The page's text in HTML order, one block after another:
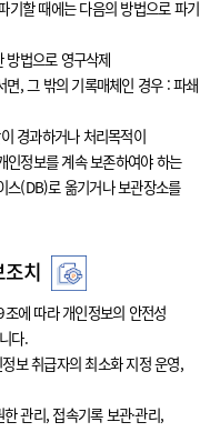
기할 때에는 다음의 방법으로 파기
법으로 영구삭제
, 그 밖의 기록매체인 경우 : 파쇄
경과하거나 처리목적이
인정보를 계속 보존하여야 하는
스(DB)로 옮기거나 보관장소를
치
에 따라 개인정보의 안전성
다.
보 취급자의 최소화 지정 운영,
관리, 접속기록 보관·관리,